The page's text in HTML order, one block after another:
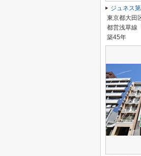
ジュネス
東京都大田
都営浅草線
築45年